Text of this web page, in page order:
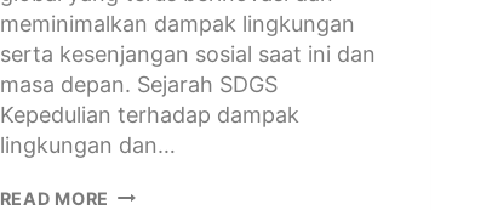
meminimalkan dampak lingkungan
serta kesenjangan sosial saat ini dan
masa depan. Sejarah SDGS
Kepedulian terhadap dampak
lingkungan dan…
READ MORE